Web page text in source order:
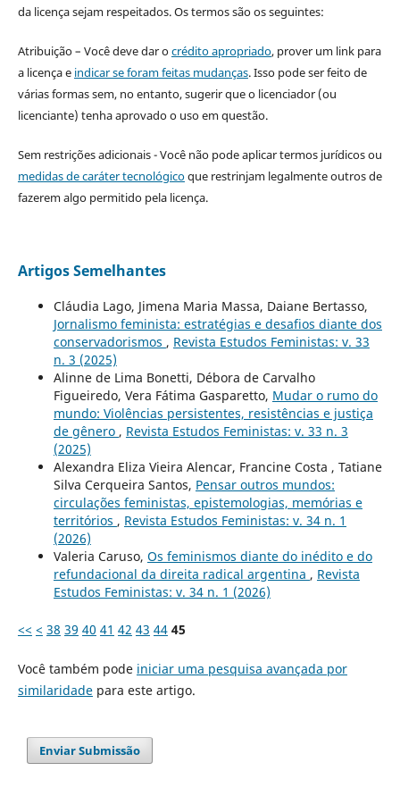
da licença sejam respeitados. Os termos são os seguintes:
Atribuição – Você deve dar ocrédito apropriado, prover um link para
a licença e indicar se foram feitas mudanças. Isso pode ser feito de
várias formas sem, no entanto, sugerir que o licenciador (ou
licenciante) tenha aprovado o uso em questão.
Sem restrições adicionais - Você não pode aplicar termos jurídicos ou
medidas de caráter tecnológicoque restrinjam legalmente outros de
fazerem algo permitido pela licença.
Artigos Semelhantes
Cláudia Lago, Jimena Maria Massa, Daiane Bertasso,
Jornalismo feminista: estratégias e desafios diante dos
conservadorismos , Revista Estudos Feministas: v. 33
n. 3 (2025)
Alinne de Lima Bonetti, Débora de Carvalho
Figueiredo, Vera Fátima Gasparetto, Mudar o rumo do
mundo: Violências persistentes, resistências e justiça
de gênero , Revista Estudos Feministas: v. 33 n. 3
(2025)
Alexandra Eliza Vieira Alencar, Francine Costa , Tatiane
Silva Cerqueira Santos, Pensar outros mundos:
circulações feministas, epistemologias, memórias e
territórios , Revista Estudos Feministas: v. 34 n. 1
(2026)
Valeria Caruso, Os feminismos diante do inédito e do
refundacional da direita radical argentina , Revista
Estudos Feministas: v. 34 n. 1 (2026)
<< < 38 39 40 41 42 43 44 45
Você também pode iniciar uma pesquisa avançada por
similaridadepara este artigo.
Enviar Submissão